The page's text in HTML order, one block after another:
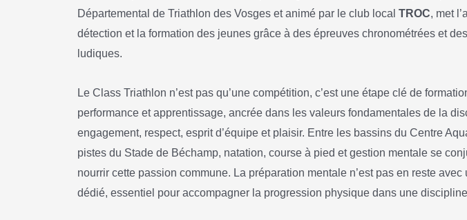
Départemental de Triathlon des Vosges et animé par le club local TROC, met
détection et la formation des jeunes grâce à des épreuves chronométrées et
ludiques.
Le Class Triathlon n’est pas qu’une compétition, c’est une étape clé de
performance et apprentissage, ancrée dans les valeurs fondamentales de la
engagement, respect, esprit d’équipe et plaisir. Entre les bassins du Centre
pistes du Stade de Béchamp, natation, course à pied et gestion mentale se
nourrir cette passion commune. La préparation mentale n’est pas en reste avec
dédié, essentiel pour accompagner la progression physique dans une